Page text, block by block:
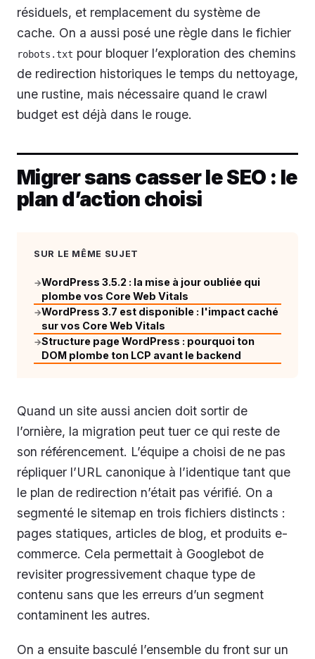
résiduels, et remplacement du système de
cache. On a aussi posé une règle dans le fichier
robots.txt pour bloquer l’exploration des chemins
de redirection historiques le temps du nettoyage,
une rustine, mais nécessaire quand le crawl
budget est déjà dans le rouge.
Migrer sans casser le SEO : le
plan d’action choisi
SUR LE MÊME SUJET
→WordPress 3.5.2 : la mise à jour oubliée qui
plombe vos Core Web Vitals
→WordPress 3.7 est disponible : l'impact caché
sur vos Core Web Vitals
→Structure page WordPress : pourquoi ton
DOM plombe ton LCP avant le backend
Quand un site aussi ancien doit sortir de
l’ornière, la migration peut tuer ce qui reste de
son référencement. L’équipe a choisi de ne pas
répliquer l’URL canonique à l’identique tant que
le plan de redirection n’était pas vérifié. On a
segmenté le sitemap en trois fichiers distincts :
pages statiques, articles de blog, et produits e-
commerce. Cela permettait à Googlebot de
revisiter progressivement chaque type de
contenu sans que les erreurs d’un segment
contaminent les autres.
On a ensuite basculé l’ensemble du front sur un